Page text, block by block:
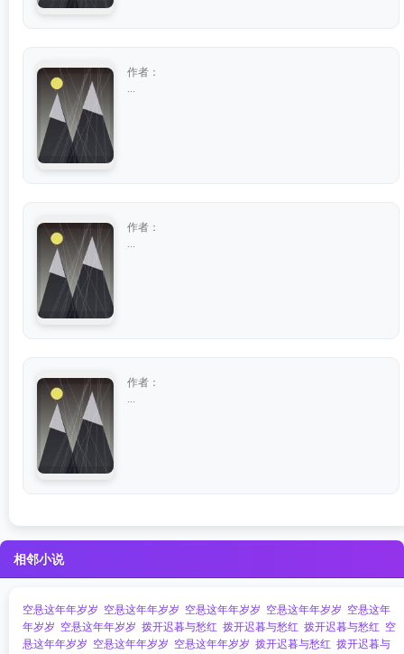
作者：
作者：
作者：
相邻小说
空悬这年年岁岁 空悬这年年岁岁 空悬这年年岁岁 空悬这年年岁岁 空悬这年
年岁岁 空悬这年年岁岁 拨开迟暮与愁红 拨开迟暮与愁红 拨开迟暮与愁红 空
悬这年年岁岁 空悬这年年岁岁 空悬这年年岁岁 拨开迟暮与愁红 拨开迟暮与